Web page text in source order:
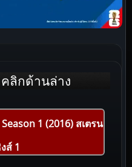
ลิกด้านล่าง
1 (2016) สเตรน
ส์ 1